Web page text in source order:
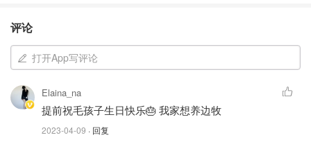
🏡住宿条件🏡
养猫还是养狗，养大型犬还是小型犬，除了个人喜好外，还
收到居住环境的影响。如果是住在apartment，condo，或
对于养宠物的要求。有些地方只能养猫，有些地方只能养特
定的磅数的狗。像我一开始是想养大狗的，但当时住在
condo，hoa有明确规定不能养超过25磅的狗，因此就只能
评论
打开App写评论
Elaina_na
提前祝毛孩子生日快乐🎂 我家想养边牧
2023-04-09 · 回复